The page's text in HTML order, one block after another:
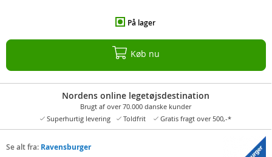
På lager
Køb nu
Nordens online legetøjsdestination
Brugt af over 70.000 danske kunder
Superhurtig levering
Toldfrit Gratis fragt over 500,-*
Se alt fra: Ravensburger